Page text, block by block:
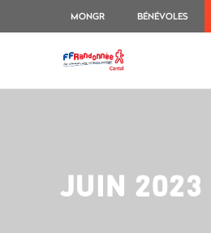
MONGR BÉNÉVOLES
JUIN 2023